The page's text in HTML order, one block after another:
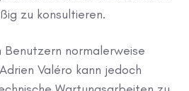
zu konsultieren.
normalerweise
Valéro kann jedoch